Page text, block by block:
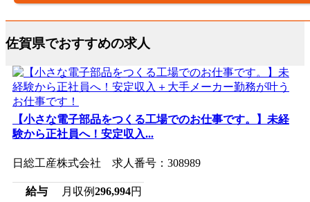
佐賀県でおすすめの求人
【小さな電子部品をつくる工場でのお仕事です。】未経
験から正社員へ！安定収入...
日総工産株式会社 求人番号：308989
給与 月収例296,994円